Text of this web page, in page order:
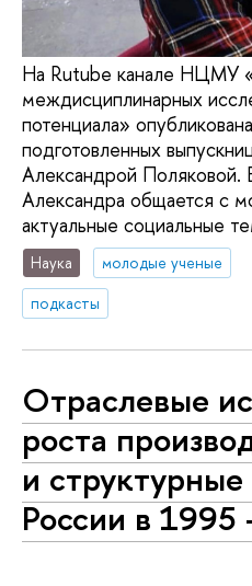
На Rutube канале НЦМУ
междисциплинарных
потенциала»
подготовленных
Александрой
Александра общается с
актуальные социальные
Наука
молодые ученые
подкасты
Отраслевые
роста
и структурные
России в 1995